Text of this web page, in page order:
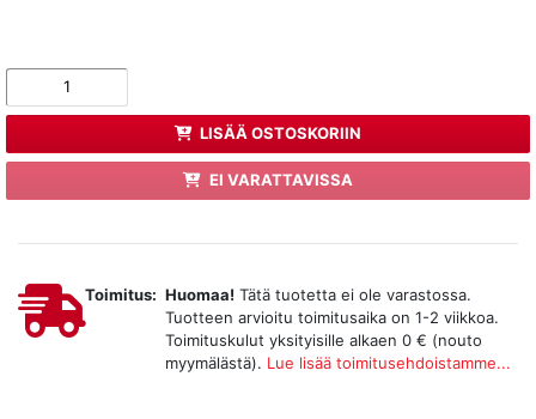
LISÄÄ OSTOSKORIIN
EI VARATTAVISSA
Toimitus: Huomaa! Tätä tuotetta ei ole varastossa.
Tuotteen arvioitu toimitusaika on 1-2 viikkoa.
Toimituskulut yksityisille alkaen 0 € (nouto
myymälästä). Lue lisää toimitusehdoistamme...